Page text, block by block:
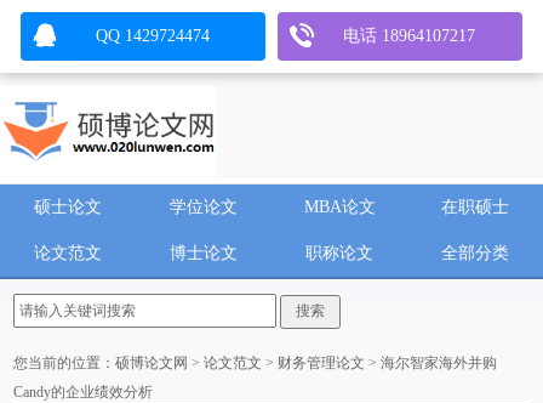
硕士论文 学位论文 MBA论文 在职硕士
论文范文 博士论文 职称论文 全部分类
您当前的位置：硕博论文网 >论文范文 > 财务管理论文 > 海尔智家海外并购
Candy的企业绩效分析
QQ 1429724474 电话 18964107217